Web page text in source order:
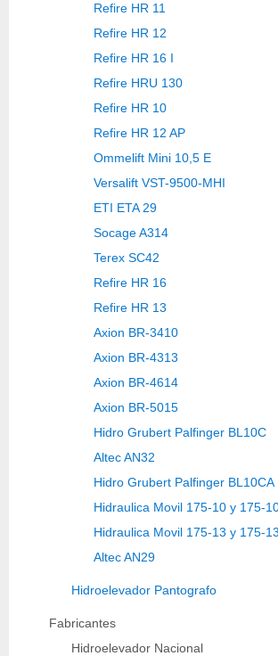
Refire HR 11
Refire HR 12
Refire HR 16 I
Refire HRU 130
Refire HR 10
Refire HR 12 AP
Ommelift Mini 10,5 E
Versalift VST-9500-MHI
ETI ETA 29
Socage A314
Terex SC42
Refire HR 16
Refire HR 13
Axion BR-3410
Axion BR-4313
Axion BR-4614
Axion BR-5015
Hidro Grubert Palfinger BL10C
Altec AN32
Hidro Grubert Palfinger BL10CA
Hidraulica Movil 175-10 y 175-
Hidraulica Movil 175-13 y 175-
Altec AN29
Hidroelevador Pantografo
Fabricantes
Hidroelevador Nacional